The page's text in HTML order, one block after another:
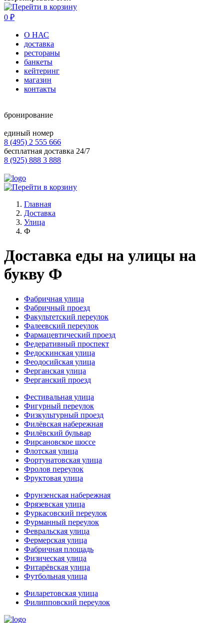
0 ₽
О НАС
доставка
рестораны
банкеты
кейтеринг
магазин
контакты
бронирование
единый номер
8 (495) 2 555 666
бесплатная доставка 24/7
8 (925) 888 3 888
Главная
Доставка
Улица
Ф
Доставка еды на улицы на
букву Ф
Фабричная улица
Фабричный проезд
Факультетский переулок
Фалеевский переулок
Фармацевтический проезд
Федеративный проспект
Федоскинская улица
Феодосийская улица
Ферганская улица
Ферганский проезд
Фестивальная улица
Фигурный переулок
Физкультурный проезд
Филёвская набережная
Филёвский бульвар
Фирсановское шоссе
Флотская улица
Фортунатовская улица
Фролов переулок
Фруктовая улица
Фрунзенская набережная
Фрязевская улица
Фуркасовский переулок
Фурманный переулок
Февральская улица
Фермерская улица
Фабричная площадь
Физическая улица
Фитарёвская улица
Футбольная улица
Филаретовская улица
Филипповский переулок